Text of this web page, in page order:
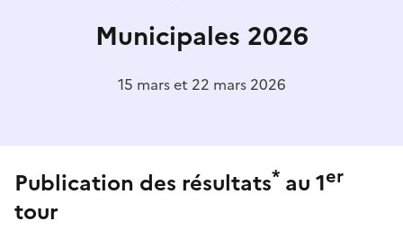
Municipales 2026
15 mars et 22 mars 2026
Publication des résultats* au 1er
tour